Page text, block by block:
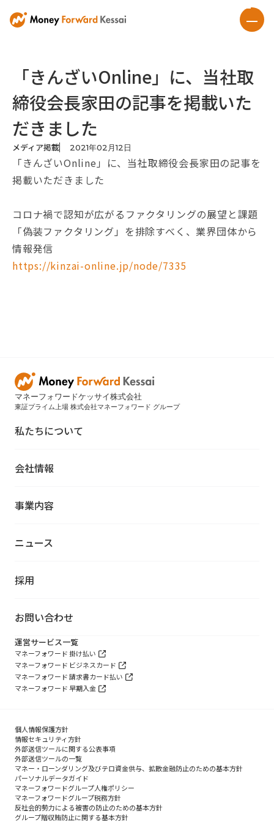
「きんざいOnline」に、当社取
締役会長家田の記事を掲載いた
だきました
メディア掲載 2021年02 月12 日
「きんざいOnline」に、当社取締役会長家田の記事を
掲載いただきました
コロナ禍で認知が広がるファクタリングの展望と課題
「偽装ファクタリング」を排除すべく、業界団体から
情報発信
https://kinzai-online.jp/node/7335
マネーフォワードケッサイ株式会社
東証プライム上場 株式会社マネーフォワード グループ
私たちについて
会社情報
事業内容
ニュース
採用
お問い合わせ
運営サービス一覧
マネーフォワード 掛け払い
マネーフォワード ビジネスカード
マネーフォワード 請求書カード払い
マネーフォワード 早期入金
個人情報保護方針
情報セキュリティ方針
外部送信ツールに関する公表事項
外部送信ツールの一覧
マネー・ローンダリング及びテロ資金供与、拡散金融防止のための基本方針
パーソナルデータガイド
マネーフォワードグループ人権ポリシー
マネーフォワードグループ税務方針
反社会的勢力による被害の防止のための基本方針
グループ贈収賄防止に関する基本方針